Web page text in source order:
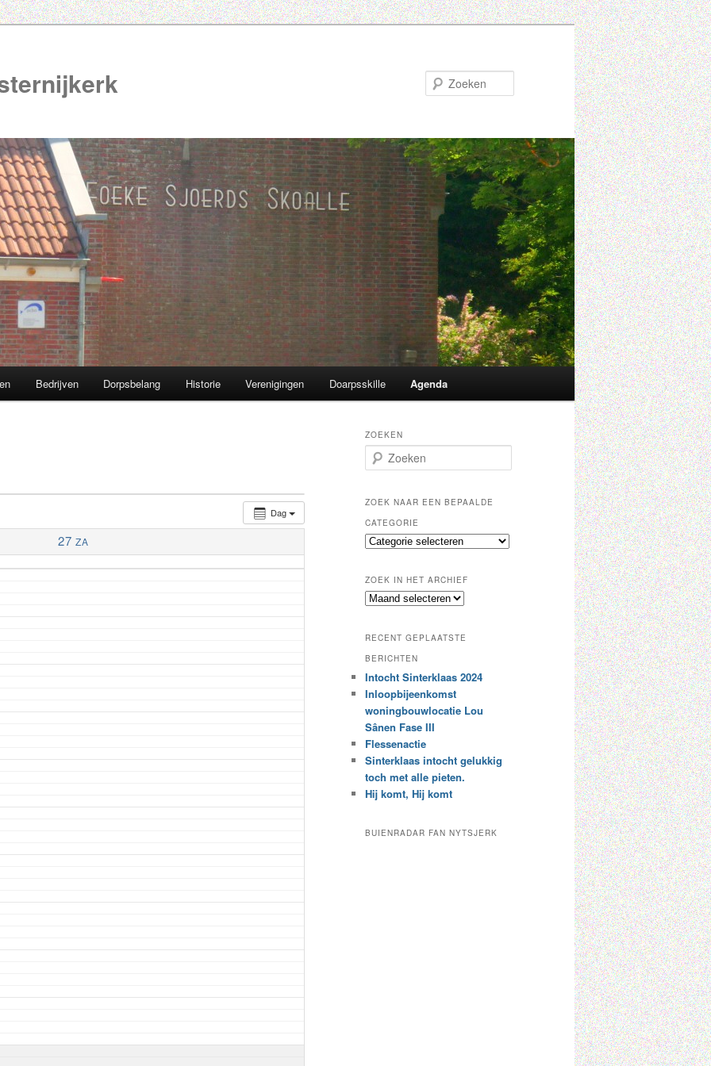
Bedrijven Dorpsbelang Historie Verenigingen Doarpsskille Agenda
Dag
27 ZA
ZOEKEN
o
k
n
ZOEK NAAR EEN BEPAALDE
CATEGORIE
Z
k
n
e
e
n
b
e
a
a
l
d
c
ZOEK IN HET ARCHIEF
Z
k
i
n
h
t
a
r
c
h
i
RECENT GEPLAATSTE
BERICHTEN
Intocht Sinterklaas 2024
Inloopbijeenkomst
woningbouwlocatie Lou
Sânen Fase III
Flessenactie
Sinterklaas intocht gelukkig
toch met alle pieten.
Hij komt, Hij komt
BUIENRADAR FAN NYTSJERK